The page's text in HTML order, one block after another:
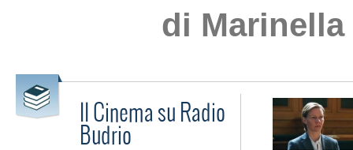
di Marinella
Il Cinema su Radio
Budrio